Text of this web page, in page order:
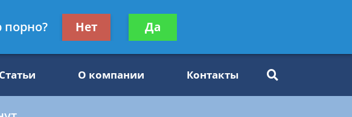
Получите консультацию
бесплатно
Статьи О компании Контакты
порно? Нет Да